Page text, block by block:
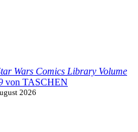
Wars Comics Library Volume
von TASCHEN
2026